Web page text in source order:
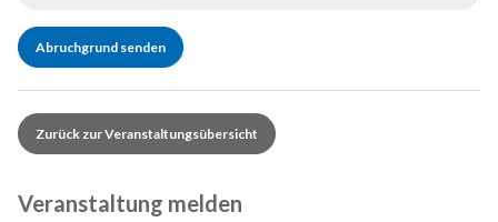
Zurück zur Veranstaltungsübersicht
Veranstaltung melden